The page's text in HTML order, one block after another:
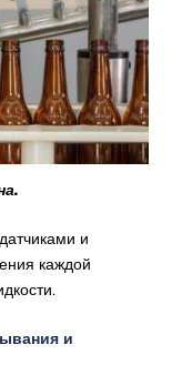
и
каждой
и